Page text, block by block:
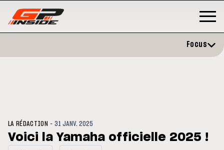
Focus
LA RÉDACTION -31 JANV. 2025
Voici la Yamaha officielle 2025 !